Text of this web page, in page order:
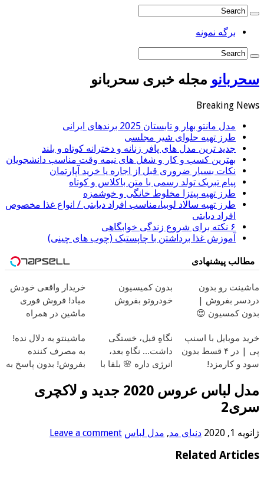
برگه نمونه
سحربانو مجله خبری سحربانو
Breaking News
مدل مانتو بهار و تابستان 2025 برندهای ایرانی
طرز تهیه حلوای شیر مجلسی
جدید ترین مدل های پافر زنانه و دخترانه کوتاه و بلند
بهترین کسب و کار و شغل های نیمه وقت مناسب دانشجویان
نکات بسیار ضروری قبل از اجاره یا خرید آپارتمان
پیام تبریک تولد رسمی با متن باکلاس و کوتاه
طرز تهیه پیتزا مخلوط خانگی و خوشمزه
طرز تهیه سالاد لوبیا،مناسب افراد دیابتی / انواع غذا مخصوص
افراد دیابتی
۶ نکته برای شروع زندگی خوابگاهی
آموزش غذا برداشتن با چاپستیک (چوب های چینی)
مطالب پیشنهادی
ماشینت رو بدون
دردسر بفروش |
بدون کمسیون 😍
بدون کمیسیون
خودروتو بفروش
خریدار واقعی خودش
میاد! فروش فوری
ماشین در همراه
خرید موبایل با اسنپ
پی | در ۴ قسط بدون
سود و کارمزد!
نگاهِ قبل، خستگی
داشت... نگاهِ بعد،
انرژی داره 🌸 بلفا با
ماشینتو به دلال نده!
به مصرف کننده
بفروش! بدون پاسخ به
مدل لباس عروس 2020 جدید و لاکچری
سری2
ژانویه 1, 2020 دنیای مد, مدل لباس Leave a comment
Related Articles